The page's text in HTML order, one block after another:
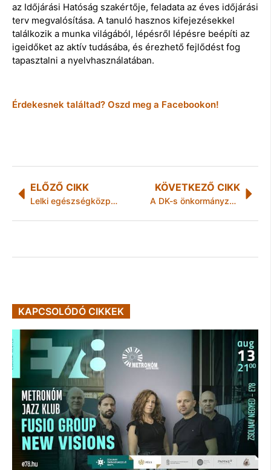
az Időjárási Hatóság szakértője, feladata az éves időjárási
terv megvalósítása. A tanuló hasznos kifejezésekkel
találkozik a munka világából, lépésről lépésre beépíti az
igeidőket az aktív tudásába, és érezhető fejlődést fog
tapasztalni a nyelvhasználatában.
Érdekesnek találtad? Oszd meg a Facebookon!
ELŐZŐ CIKK
Lelki egészségközpont miskolcon
KÖVETKEZŐ CIKK
A DK-s önkormányzatok az oltás szervezésében segítik a kormány által magukra hagyott háziorvosok munkáját
KAPCSOLÓDÓ CIKKEK